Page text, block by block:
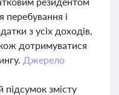
перебування і
з усіх доходів,
дотримуватися
Джерело
змісту